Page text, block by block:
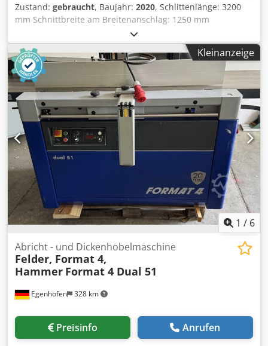
Zustand: gebraucht, Baujahr: 2020, Schlittenlänge: 3200
mm Schnittbreite am Breitenanschlag: 1250 mm
Schnittbreite am Ablänganschlag: 3200 mm Schnittiefe:
120 mm Vorritzer: ja Höhenverstellung Sägeblatt:
elektrisch Schwenkverstellung Sägeblatt: elektrisch
Verstellung Breitenanschlag: manuell Verstellung
Ablänganschlag: manuell Anzeige Sägeblatt Winkel:
Digitalanzeige Anzeige Schnitthöhe: - Anzeige
Breitenanschlag: scala Anzeige Ablänglineal: Scala
Sägeblattdurchmesser: 400mm Drehzahlen: 3
Motorleistung: 5,5kW Absauganschluss: 80 und 120mm
Maschinenlänge: 3200mm Maschinenbreite: 2200mm
Gewicht: 800 kg Dcodozq Dcujpfx Actsk
Kleinanzeige
1 / 6
Egenhofen 328 km
Abricht - und Dickenhobelmaschine
Felder, Format 4,
Hammer Format 4 Dual 51
Preisinfo Anrufen